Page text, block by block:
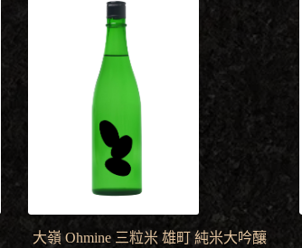
大嶺 Ohmine 三粒米 雄町 純米大吟釀